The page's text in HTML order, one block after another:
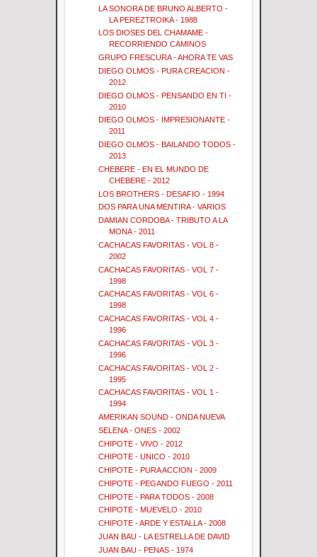
LA SONORA DE BRUNO ALBERTO -
LA PEREZTROIKA - 1988
LOS DIOSES DEL CHAMAME -
RECORRIENDO CAMINOS
GRUPO FRESCURA - AHORA TE VAS
DIEGO OLMOS - PURA CREACION -
2012
DIEGO OLMOS - PENSANDO EN TI -
2010
DIEGO OLMOS - IMPRESIONANTE -
2011
DIEGO OLMOS - BAILANDO TODOS -
2013
CHEBERE - EN EL MUNDO DE
CHEBERE - 2012
LOS BROTHERS - DESAFIO - 1994
DOS PARA UNA MENTIRA - VARIOS
DAMIAN CORDOBA - TRIBUTO A LA
MONA - 2011
CACHACAS FAVORITAS - VOL 8 -
2002
CACHACAS FAVORITAS - VOL 7 -
1998
CACHACAS FAVORITAS - VOL 6 -
1998
CACHACAS FAVORITAS - VOL 4 -
1996
CACHACAS FAVORITAS - VOL 3 -
1996
CACHACAS FAVORITAS - VOL 2 -
1995
CACHACAS FAVORITAS - VOL 1 -
1994
AMERIKAN SOUND - ONDA NUEVA
SELENA - ONES - 2002
CHIPOTE - VIVO - 2012
CHIPOTE - UNICO - 2010
CHIPOTE - PURA ACCION - 2009
CHIPOTE - PEGANDO FUEGO - 2011
CHIPOTE - PARA TODOS - 2008
CHIPOTE - MUEVELO - 2010
CHIPOTE - ARDE Y ESTALLA - 2008
JUAN BAU - LA ESTRELLA DE DAVID
JUAN BAU - PENAS - 1974